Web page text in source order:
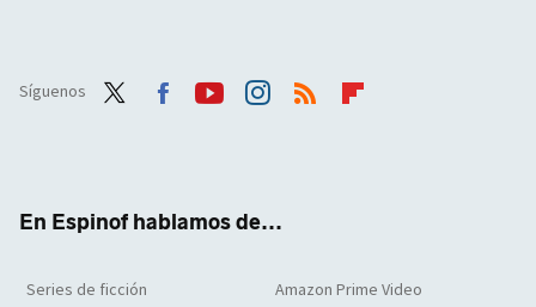
Síguenos
En Espinof hablamos de...
Series de ficción Amazon Prime Video